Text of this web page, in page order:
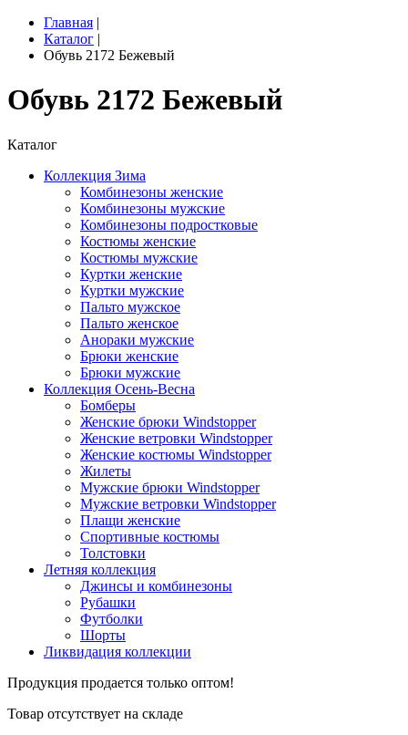
Главная |
Каталог |
Обувь 2172 Бежевый
Обувь 2172 Бежевый
Каталог
Коллекция Зима
Комбинезоны женские
Комбинезоны мужские
Комбинезоны подростковые
Костюмы женские
Костюмы мужские
Куртки женские
Куртки мужские
Пальто мужское
Пальто женское
Анораки мужские
Брюки женские
Брюки мужские
Коллекция Осень-Весна
Бомберы
Женские брюки Windstopper
Женские ветровки Windstopper
Женские костюмы Windstopper
Жилеты
Мужские брюки Windstopper
Мужские ветровки Windstopper
Плащи женские
Спортивные костюмы
Толстовки
Летняя коллекция
Джинсы и комбинезоны
Рубашки
Футболки
Шорты
Ликвидация коллекции
Продукция продается только оптом!
Товар отсутствует на складе